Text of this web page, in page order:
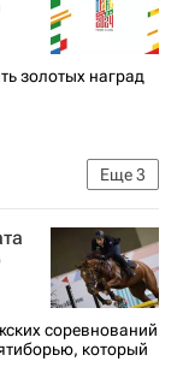
золотых наград
Еще3
соревнований
который